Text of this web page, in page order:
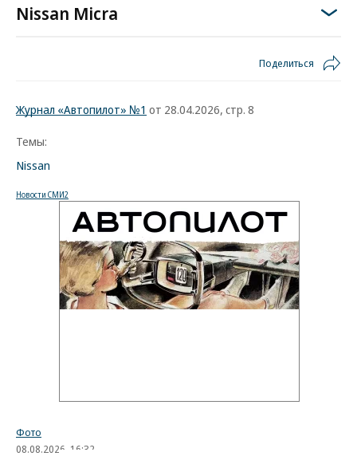
Nissan Micra
Поделиться
Журнал «Автопилот» №1 от 28.04.2026, стр. 8
Темы:
Nissan
Новости СМИ2
Фото
08.08.2026, 16:32